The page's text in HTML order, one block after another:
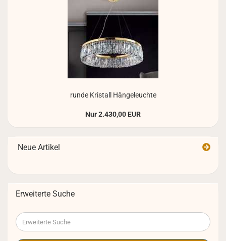
runde Kris­tall Hän­ge­leuch­te
Nur 2.430,00 EUR
Neue Artikel
Erweiterte Suche
Erweiterte
Suche